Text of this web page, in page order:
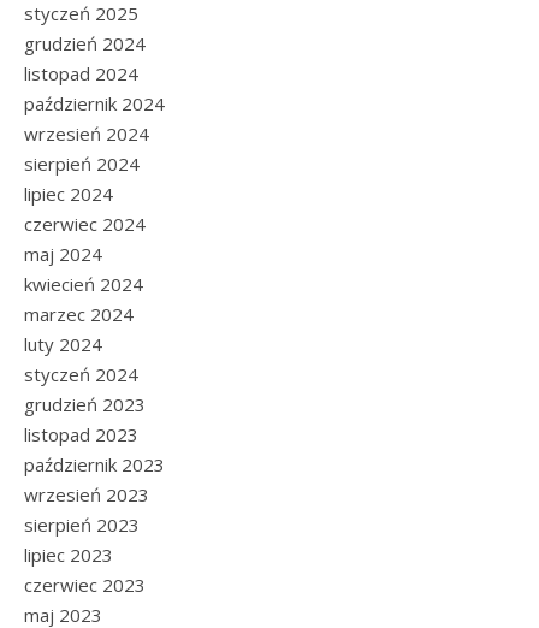
styczeń 2025
grudzień 2024
listopad 2024
październik 2024
wrzesień 2024
sierpień 2024
lipiec 2024
czerwiec 2024
maj 2024
kwiecień 2024
marzec 2024
luty 2024
styczeń 2024
grudzień 2023
listopad 2023
październik 2023
wrzesień 2023
sierpień 2023
lipiec 2023
czerwiec 2023
maj 2023